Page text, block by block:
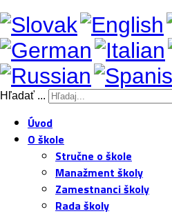
Hľadať ...
Úvod
O škole
Stručne o škole
Manažment školy
Zamestnanci školy
Rada školy